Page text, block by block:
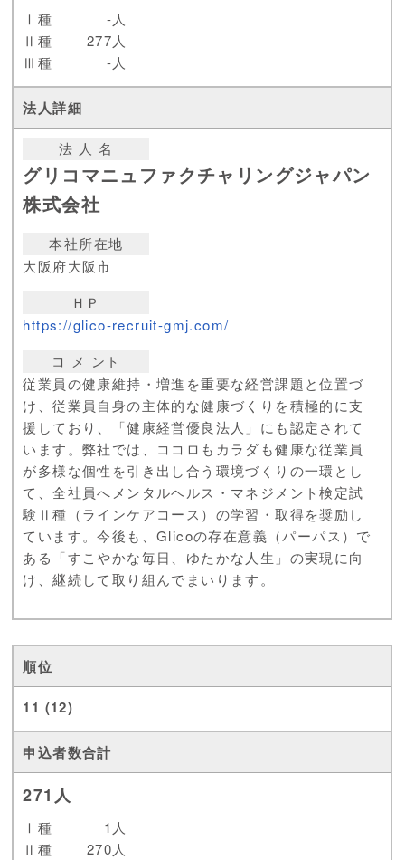
Ⅰ種
-人
Ⅱ種
277人
Ⅲ種
-人
法 人 名
グリコマニュファクチャリングジャパン
株式会社
本社所在地
大阪府大阪市
ＨＰ
https://glico-recruit-gmj.com/
コ メ ント
従業員の健康維持・増進を重要な経営課題と位置づ
け、従業員自身の主体的な健康づくりを積極的に支
援しており、「健康経営優良法人」にも認定されて
います。弊社では、ココロもカラダも健康な従業員
が多様な個性を引き出し合う環境づくりの一環とし
て、全社員へメンタルヘルス・マネジメント検定試
験Ⅱ種（ラインケアコース）の学習・取得を奨励し
ています。今後も、Glicoの存在意義（パーパス）で
ある「すこやかな毎日、ゆたかな人生」の実現に向
け、継続して取り組んでまいります。
11 (12)
271人
Ⅰ種
1人
Ⅱ種
270人